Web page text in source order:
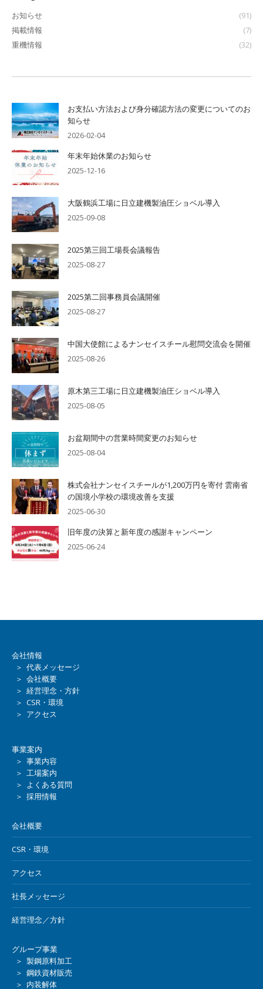
お知らせ
(91)
掲載情報
(7)
重機情報
(32)
お支払い方法および身分確認方法の変更についてのお
知らせ
2026-02-04
年末年始休業のお知らせ
2025-12-16
大阪鶴浜工場に日立建機製油圧ショベル導入
2025-09-08
2025第三回工場長会議報告
2025-08-27
2025第二回事務員会議開催
2025-08-27
中国大使館によるナンセイスチール慰問交流会を開催
2025-08-26
原木第三工場に日立建機製油圧ショベル導入
2025-08-05
お盆期間中の営業時間変更のお知らせ
2025-08-04
株式会社ナンセイスチールが1,200万円を寄付 雲南省
の国境小学校の環境改善を支援
2025-06-30
旧年度の決算と新年度の感謝キャンペーン
2025-06-24
会社情報
＞ 代表メッセージ
＞ 会社概要
＞ 経営理念・方針
＞ CSR・環境
＞ アクセス
事業案内
＞ 事業内容
＞ 工場案内
＞ よくある質問
＞ 採用情報
会社概要
CSR・環境
アクセス
社長メッセージ
経営理念／方針
グループ事業
＞ 製鋼原料加工
＞ 鋼鉄資材販売
＞ 内装解体